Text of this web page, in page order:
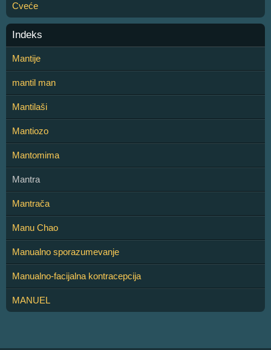
Cveće
Indeks
Mantije
mantil man
Mantilaši
Mantiozo
Mantomima
Mantra
Mantrača
Manu Chao
Manualno sporazumevanje
Manualno-facijalna kontracepcija
MANUEL